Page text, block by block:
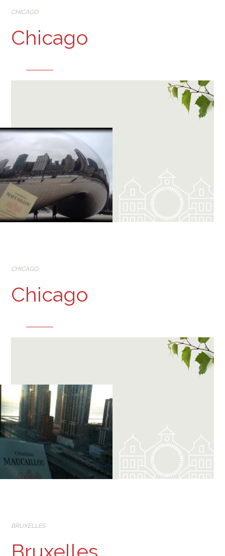
CHICAGO
Chicago
CHICAGO
Chicago
BRUXELLES
Bruxelles